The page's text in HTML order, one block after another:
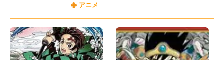
アニメ